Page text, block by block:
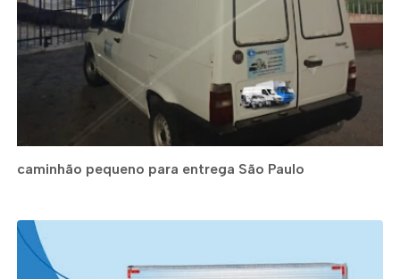
caminhão pequeno para entrega São Paulo